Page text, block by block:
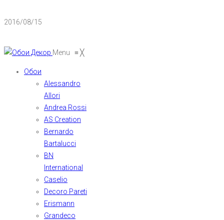
2016/08/15
Menu ≡╳
Обои
Alessandro
Allori
Andrea Rossi
AS Creation
Bernardo
Bartalucci
BN
International
Caselio
Decoro Pareti
Erismann
Grandeco